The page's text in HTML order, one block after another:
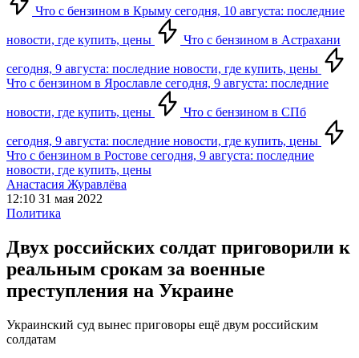
Что с бензином в Крыму сегодня, 10 августа: последние
новости, где купить, цены Что с бензином в Астрахани
сегодня, 9 августа: последние новости, где купить, цены
Что с бензином в Ярославле сегодня, 9 августа: последние
новости, где купить, цены Что с бензином в СПб
сегодня, 9 августа: последние новости, где купить, цены
Что с бензином в Ростове сегодня, 9 августа: последние
новости, где купить, цены
Анастасия Журавлёва
12:10 31 мая 2022
Политика
Двух российских солдат приговорили к
реальным срокам за военные
преступления на Украине
Украинский суд вынес приговоры ещё двум российским
солдатам